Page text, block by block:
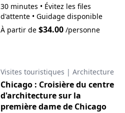
30 minutes • Évitez les files
d'attente • Guidage disponible
À partir de $34.00/personne
Visites touristiques | Architecture
Chicago : Croisière du centre
d'architecture sur la
première dame de Chicago